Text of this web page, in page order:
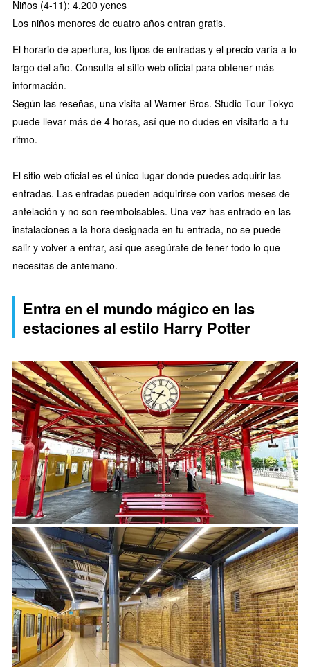
Niños (4-11): 4.200 yenes
Los niños menores de cuatro años entran gratis.
El horario de apertura, los tipos de entradas y el precio varía a lo
largo del año. Consulta el sitio web oficial para obtener más
información.
Según las reseñas, una visita al Warner Bros. Studio Tour Tokyo
puede llevar más de 4 horas, así que no dudes en visitarlo a tu
ritmo.
El sitio web oficial es el único lugar donde puedes adquirir las
entradas. Las entradas pueden adquirirse con varios meses de
antelación y no son reembolsables. Una vez has entrado en las
instalaciones a la hora designada en tu entrada, no se puede
salir y volver a entrar, así que asegúrate de tener todo lo que
necesitas de antemano.
Entra en el mundo mágico en las
estaciones al estilo Harry Potter